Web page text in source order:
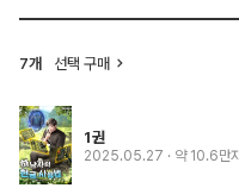
7개 선택 구매
1권
2025.05.27 · 약 10.6만